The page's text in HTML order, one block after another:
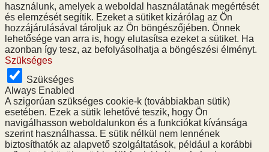
használunk, amelyek a weboldal használatának megértését
és elemzését segítik. Ezeket a sütiket kizárólag az Ön
hozzájárulásával tároljuk az Ön böngészőjében. Önnek
lehetősége van arra is, hogy elutasítsa ezeket a sütiket. Ha
azonban így tesz, az befolyásolhatja a böngészési élményt.
Szükséges
Szükséges
Always Enabled
A szigorúan szükséges cookie-k (továbbiakban sütik)
esetében. Ezek a sütik lehetővé teszik, hogy Ön
navigálhasson weboldalunkon és a funkciókat kívánsága
szerint használhassa. E sütik nélkül nem lennének
biztosíthatók az alapvető szolgáltatások, például a korábbi